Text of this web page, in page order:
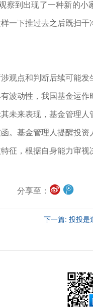
察到出现了一种新的小
一下推过去之后既扫干
观点和判断后续可能发
波动性，我国基金运作
未来表现，基金管理人
。基金管理人提醒投资
征，根据自身能力审视
分享至：
下一篇: 投投是